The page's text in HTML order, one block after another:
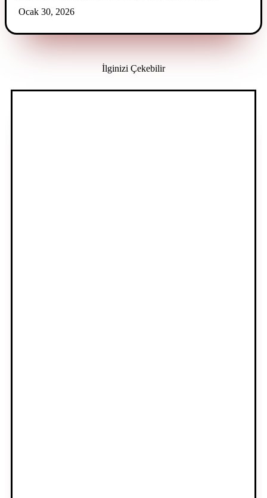
Ocak 30, 2026
İlginizi Çekebilir